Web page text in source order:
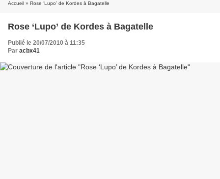
Accueil » Rose ‘Lupo’ de Kordes à Bagatelle
Rose ‘Lupo’ de Kordes à Bagatelle
Publié le 20/07/2010 à 11:35
Par acbx41